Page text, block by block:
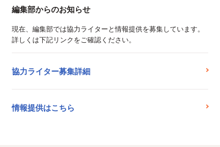
編集部からのお知らせ
現在、編集部では協力ライターと情報提供を募集しています。
詳しくは下記リンクをご確認ください。
協力ライター募集詳細
情報提供はこちら